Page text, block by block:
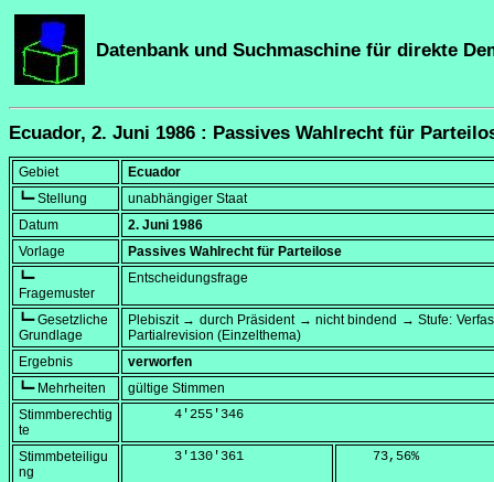
Datenbank und Suchmaschine für direkte
Ecuador, 2. Juni 1986 : Passives Wahlrecht für
Gebiet
Ecuador
┗━ Stellung
unabhängiger Staat
Datum
2. Juni 1986
Vorlage
Passives Wahlrecht für Parteilose
┗━
Fragemuster
Entscheidungsfrage
┗━ Gesetzliche
Grundlage
Plebiszit → durch Präsident → nicht bindend → Stufe:
Partialrevision (Einzelthema)
Ergebnis
verworfen
┗━ Mehrheiten
gültige Stimmen
Stimmberechtig
te
      4'255'346
Stimmbeteiligu
ng
      3'130'361
    73,56
%